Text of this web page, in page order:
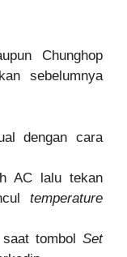
Chunghop
sebelumnya
dengan cara
AC lalu tekan
temperature
tombol Set